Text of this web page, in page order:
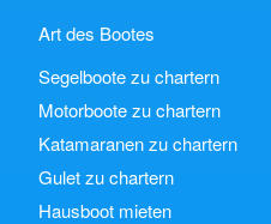
Art des Bootes
Segelboote zu chartern
Motorboote zu chartern
Katamaranen zu chartern
Gulet zu chartern
Hausboot mieten